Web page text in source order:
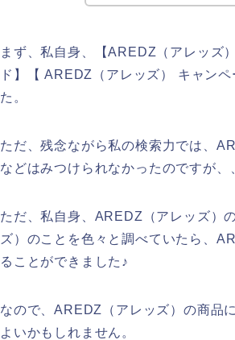
まず、私自身、【AREDZ（アレッズ
ド】【 AREDZ（アレッズ） キャン
た。
ただ、残念ながら私の検索力では、
などはみつけられなかったのですが、
ただ、私自身、AREDZ（アレッズ）
ズ）のことを色々と調べていたら、
ることができました♪
なので、AREDZ（アレッズ）の商品
よいかもしれません。